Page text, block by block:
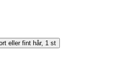
eller fint hår, 1 st